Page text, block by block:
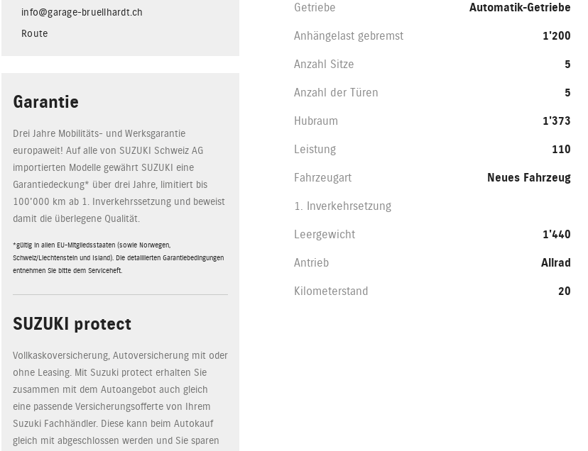
Getriebe
Automatik-Getriebe
Anhängelast gebremst
1'200
Anzahl Sitze
5
Anzahl der Türen
5
Hubraum
1'373
Leistung
110
Fahrzeugart
Neues Fahrzeug
1. Inverkehrsetzung
Leergewicht
1'440
Antrieb
Allrad
Kilometerstand
20
info@garage-bruellhardt.ch
Route
Garantie
Drei Jahre Mobilitäts- und Werksgarantie
europaweit! Auf alle von SUZUKI Schweiz AG
importierten Modelle gewährt SUZUKI eine
Garantiedeckung* über drei Jahre, limitiert bis
100'000 km ab 1. Inverkehrssetzung und beweist
damit die überlegene Qualität.
*gültig in allen EU-Mitgliedsstaaten (sowie Norwegen,
Schweiz/Liechtenstein und Island). Die detaillierten Garantiebedingungen
entnehmen Sie bitte dem Serviceheft.
SUZUKI protect
Vollkaskoversicherung, Autoversicherung mit oder
ohne Leasing. Mit Suzuki protect erhalten Sie
zusammen mit dem Autoangebot auch gleich
eine passende Versicherungsofferte von Ihrem
Suzuki Fachhändler. Diese kann beim Autokauf
gleich mit abgeschlossen werden und Sie sparen